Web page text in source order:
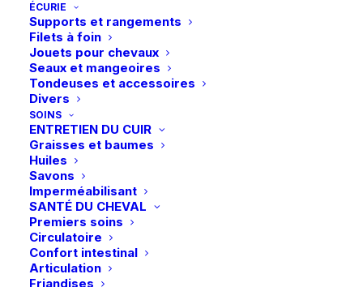
ÉCURIE
Supports et rangements
Filets à foin
Jouets pour chevaux
Seaux et mangeoires
Tondeuses et accessoires
Divers
SOINS
ENTRETIEN DU CUIR
Graisses et baumes
Huiles
Savons
Imperméabilisant
SANTÉ DU CHEVAL
Premiers soins
Circulatoire
Confort intestinal
Articulation
Friandises
CHOIX DES OPTIONS
Ce
produit
a
plusieurs
variations.
Les
options
peuvent
être
choisies
sur
la
Dy’on | Bridon D Collection muserolle combinée –
Brun